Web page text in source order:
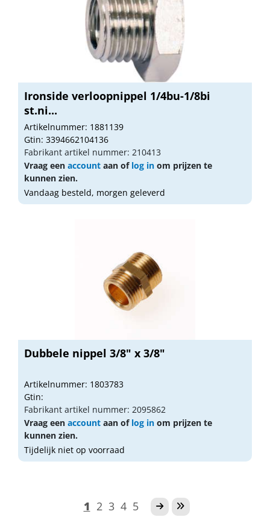
Ironside verloopnippel 1/4bu-1/8bi
st.ni...
Artikelnummer: 1881139
Gtin: 3394662104136
Fabrikant artikel nummer: 210413
Vraag een account aan of log in om prijzen te
kunnen zien.
Vandaag besteld, morgen geleverd
Dubbele nippel 3/8" x 3/8"
Artikelnummer: 1803783
Gtin:
Fabrikant artikel nummer: 2095862
Vraag een account aan of log in om prijzen te
kunnen zien.
Tijdelijk niet op voorraad
1 2 3 4 5